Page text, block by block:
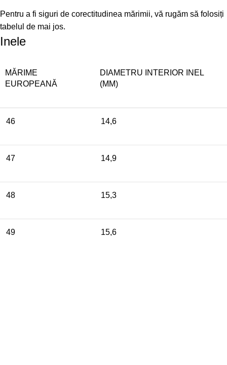
Pentru a fi siguri de corectitudinea mărimii, vă rugăm să folosiți
tabelul de mai jos.
Inele
MĂRIME
EUROPEANĂ
DIAMETRU INTERIOR INEL
(MM)
46 14,6
47 14,9
48 15,3
49 15,6